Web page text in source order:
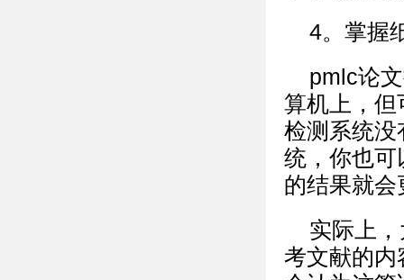
4。掌握
pmlc论
算机上，但
检测系统没
统，你也可
的结果就
实际上
考文献的内